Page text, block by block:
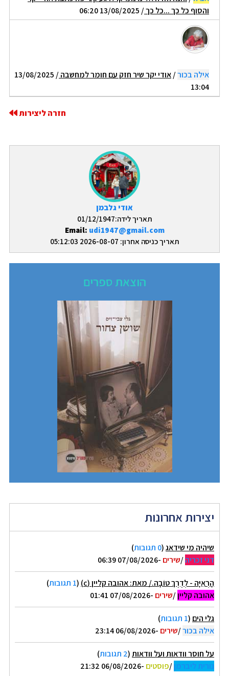
אודי גלבמן
תאריך לידה:01/12/1947
Email: udi1947@gmail.com
תאריך כניסה אחרון: 2026-08-07 05:12:03
הוצאת ספרים
יצירות אחרונות
שיהיה מי שידאג(0 תגובות
)
דני זכריה/שירים -07/08/2026 06:39
הָרְאִיָּה - לְדֶרֶךְ טוֹבָה./ מאת: אהובה קליין (c) (1 תגובות
)
אהובה קליין/שירים -07/08/2026 01:41
גלי הים (1 תגובות
)
אילה בכור/שירים -06/08/2026 23:14
על חוסר וודאות ועל וודאות(2 תגובות
)
נורית ליברמן/פוסטים -06/08/2026 21:32
והסוף כל כך ...כל כך/ 13/08/2025 06:20
אילה בכור/אודי יקר שיר חזק עם חומר למחשבה
/ 13/08/2025
13:04
חזרה ליצירות